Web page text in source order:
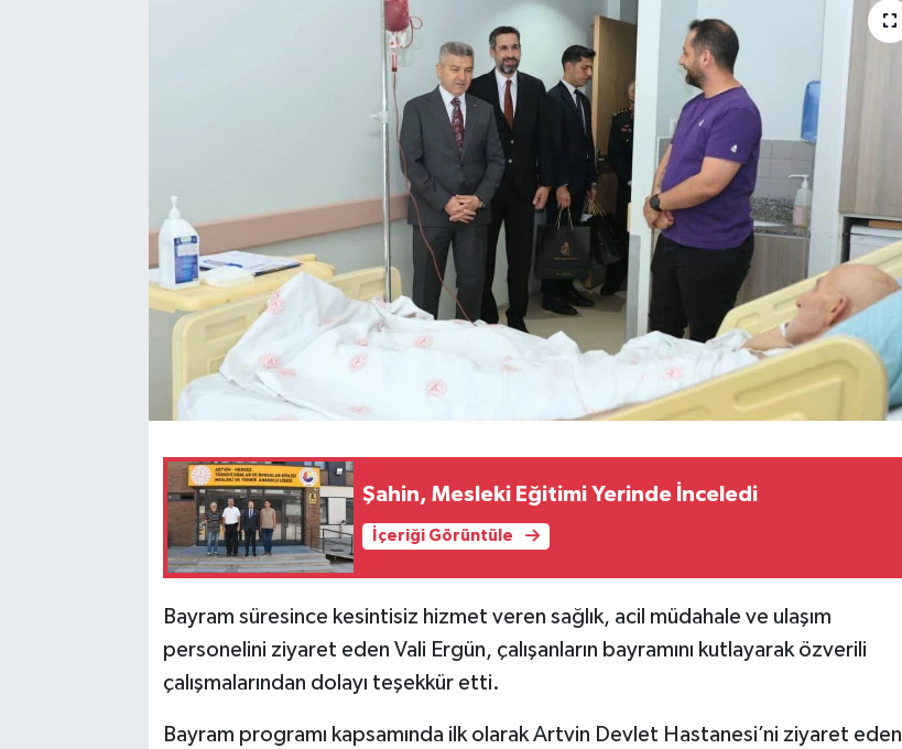
Şahin, Mesleki Eğitimi Yerinde İnceledi
İçeriği Görüntüle
Bayram süresince kesintisiz hizmet veren sağlık, acil müdahale ve ulaşım
personelini ziyaret eden Vali Ergün, çalışanların bayramını kutlayarak özverili
çalışmalarından dolayı teşekkür etti.
Bayram programı kapsamında ilk olarak Artvin Devlet Hastanesi’ni ziyaret eden